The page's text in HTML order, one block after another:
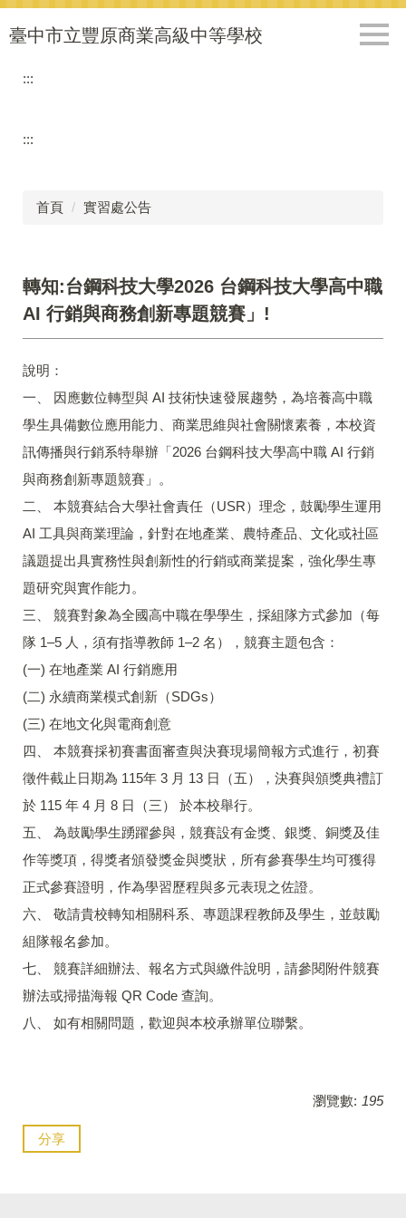
跳
到
臺中市立豐原商業高級中等學校
:::
:::
首頁 實習處公告
轉知:台鋼科技大學2026 台鋼科技大學高中職
AI 行銷與商務創新專題競賽」!
說明：
一、 因應數位轉型與 AI 技術快速發展趨勢，為培養高中職
學生具備數位應用能力、商業思維與社會關懷素養，本校資
訊傳播與行銷系特舉辦「2026 台鋼科技大學高中職 AI 行銷
與商務創新專題競賽」。
二、 本競賽結合大學社會責任（USR）理念，鼓勵學生運用
AI 工具與商業理論，針對在地產業、農特產品、文化或社區
議題提出具實務性與創新性的行銷或商業提案，強化學生專
題研究與實作能力。
三、 競賽對象為全國高中職在學學生，採組隊方式參加（每
隊 1–5 人，須有指導教師 1–2 名），競賽主題包含：
(一) 在地產業 AI 行銷應用
(二) 永續商業模式創新（SDGs）
(三) 在地文化與電商創意
四、 本競賽採初賽書面審查與決賽現場簡報方式進行，初賽
徵件截止日期為 115年 3 月 13 日（五），決賽與頒獎典禮訂
於 115 年 4 月 8 日（三） 於本校舉行。
五、 為鼓勵學生踴躍參與，競賽設有金獎、銀獎、銅獎及佳
作等獎項，得獎者頒發獎金與獎狀，所有參賽學生均可獲得
正式參賽證明，作為學習歷程與多元表現之佐證。
六、 敬請貴校轉知相關科系、專題課程教師及學生，並鼓勵
組隊報名參加。
七、 競賽詳細辦法、報名方式與繳件說明，請參閱附件競賽
辦法或掃描海報 QR Code 查詢。
八、 如有相關問題，歡迎與本校承辦單位聯繫。
瀏覽數: 195
分享